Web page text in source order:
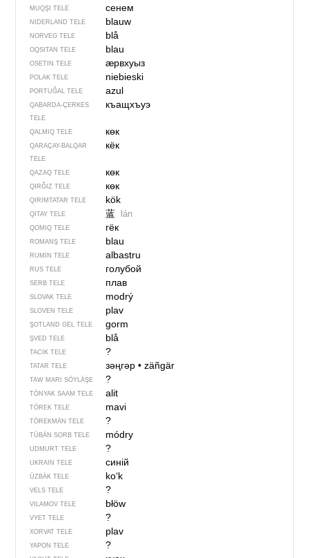
MUQŞI TELE сенем
NIDERLAND TELE blauw
NORVEG TELE blå
OQSITAN TELE blau
OSETIN TELE ӕрвхуыз
POLAK TELE niebieski
PORTUĞAL TELE azul
QABARDA-ÇERKES
TELE
къащхъуэ
QALMIQ TELE көк
QARAÇAY-BALQAR
TELE
кёк
QAZAQ TELE көк
QIRĞIZ TELE көк
QIRIMTATAR TELE kök
QITAY TELE 蓝 lán
QOMIQ TELE гёк
ROMANŞ TELE blau
RUMIN TELE albastru
RUS TELE голубой
SERB TELE плав
SLOVAK TELE modrý
SLOVEN TELE plav
ŞOTLAND GEL TELE gorm
ŞVED TELE blå
TACIK TELE ?
TATAR TELE зәңгәр• zäñgär
TAW MARI SÖYLÄŞE ?
TÖNYAK SAAM TELE alit
TÖREK TELE mavi
TÖREKMÄN TELE ?
TÜBÄN SORB TELE módry
UDMURT TELE ?
UKRAIN TELE синій
ÜZBÄK TELE koʻk
VELS TELE ?
VILAMOV TELE błöw
VYET TELE ?
XORVAT TELE plav
YAPON TELE ?